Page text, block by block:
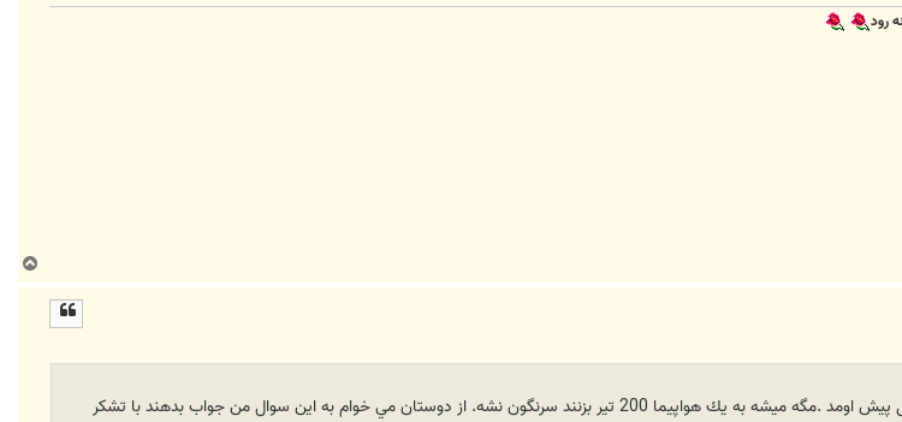
رود
ا
نشه. از دوستان مي خوام به اين سوال من جواب بدهند با تشكر